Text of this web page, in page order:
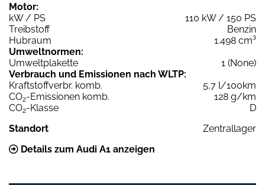
Motor:
kW / PS
110 kW / 150 PS
Treibstoff
Benzin
Hubraum
1.498 cm³
Umweltnormen:
Umweltplakette
1 (None)
Verbrauch und Emissionen nach WLTP:
Kraftstoffverbr. komb.
5,7 l/100km
CO2-Emissionen komb.
128 g/km
CO2-Klasse
D
Standort
Zentrallager
Details zum Audi A1 anzeigen